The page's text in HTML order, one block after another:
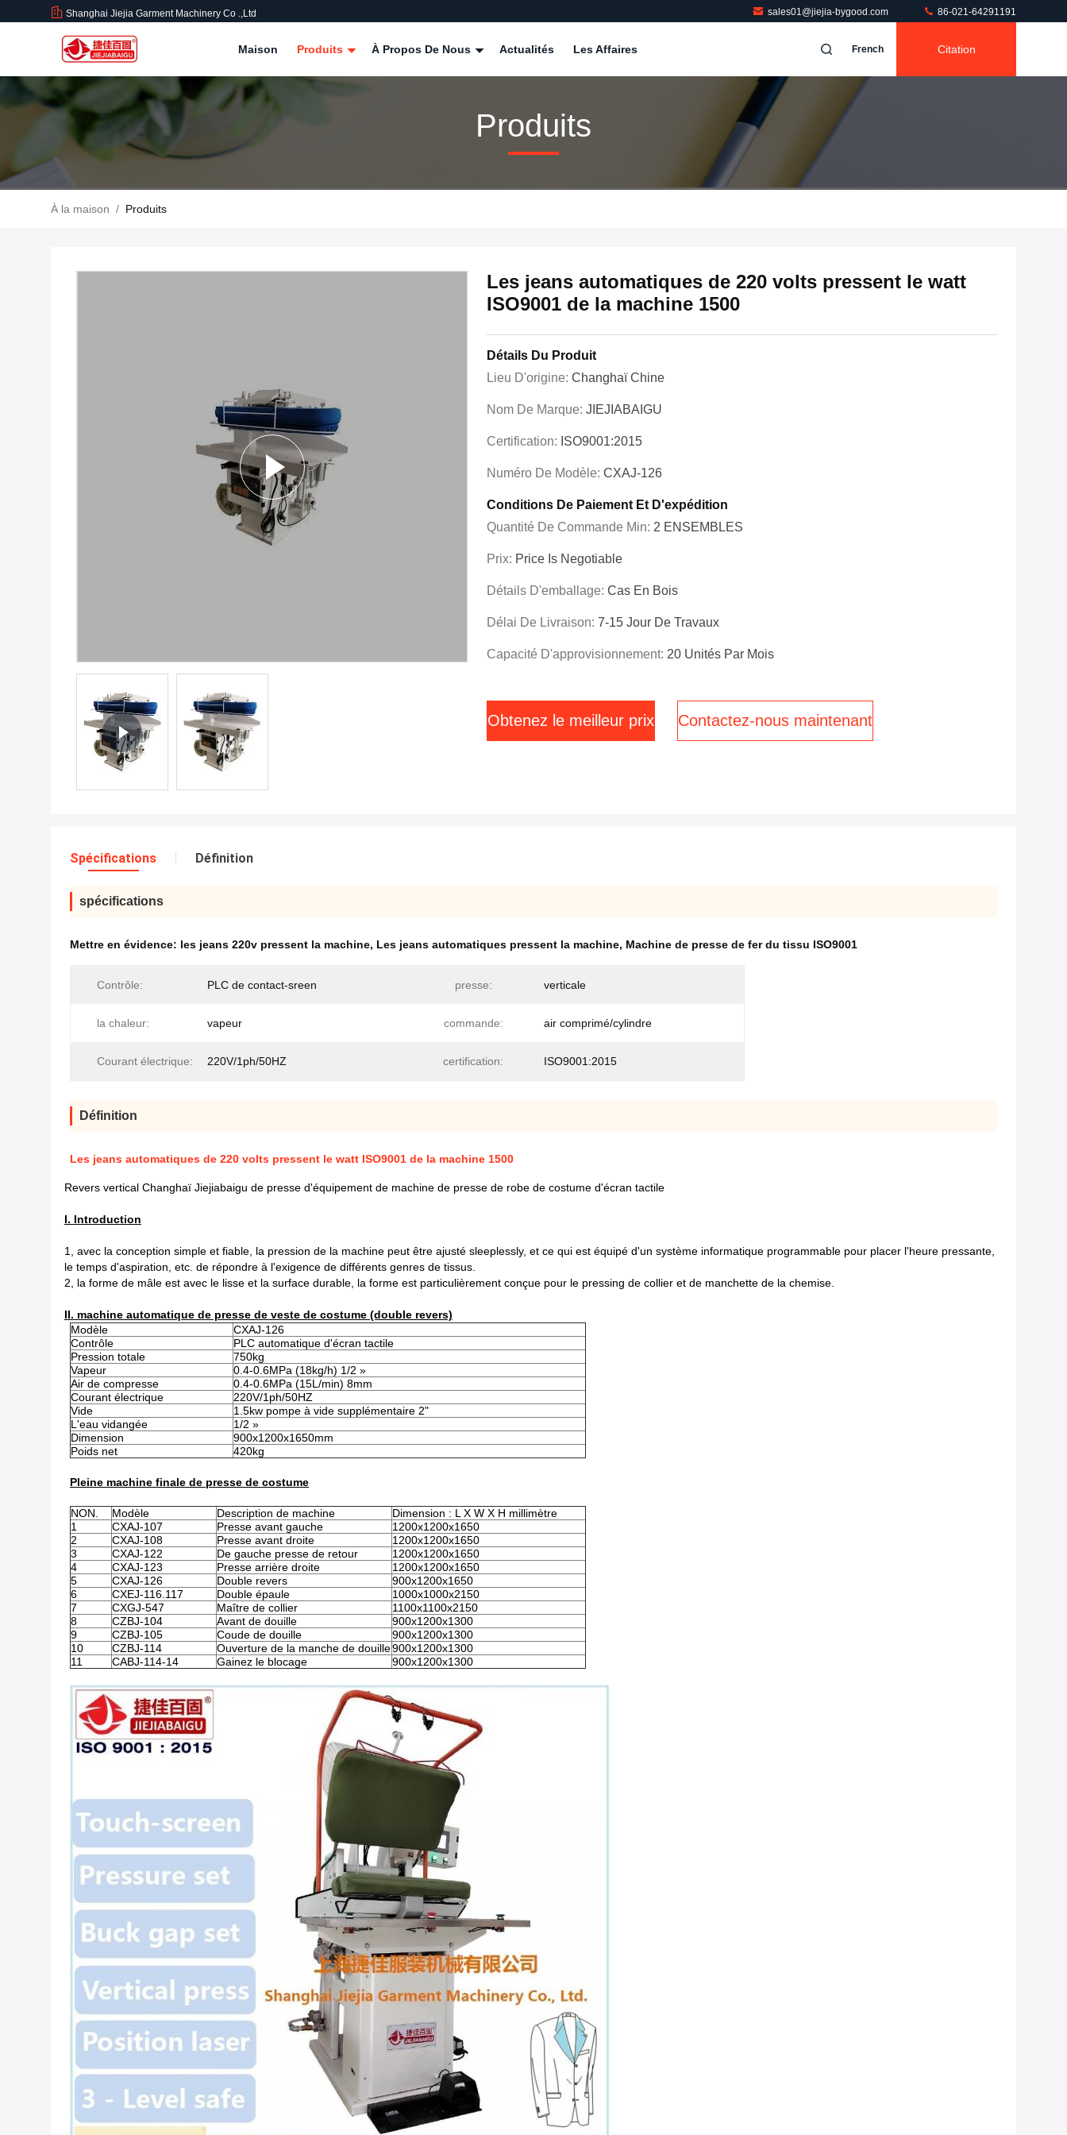
Shanghai Jiejia Garment Machinery Co .,ltd sales01@jiejia-bygood.com 86-021-64291191
Maison Produits À Propos De Nous Actualités Les Affaires French Citation
Produits
À la maison / Produits
Les jeans automatiques de 220 volts pressent le watt
ISO9001 de la machine 1500
Détails Du Produit
Lieu D'origine: Changhaï Chine
Nom De Marque: JIEJIABAIGU
Certification: ISO9001:2015
Numéro De Modèle: CXAJ-126
Conditions De Paiement Et D'expédition
Quantité De Commande Min: 2 ENSEMBLES
Prix: Price Is Negotiable
Détails D'emballage: Cas En Bois
Délai De Livraison: 7-15 Jour De Travaux
Capacité D'approvisionnement: 20 Unités Par Mois
Obtenez le meilleur prix Contactez-nous maintenant
Spécifications Définition
spécifications
Mettre en évidence: les jeans 220v pressent la machine, Les jeans automatiques pressent la machine, Machine de presse de fer du tissu ISO9001
Contrôle: PLC de contact-sreen presse: verticale
la chaleur: vapeur commande: air comprimé/cylindre
Courant électrique: 220V/1ph/50HZ certification: ISO9001:2015
Définition
Les jeans automatiques de 220 volts pressent le watt ISO9001 de la machine 1500
Revers vertical Changhaï Jiejiabaigu de presse d'équipement de machine de presse de robe de costume d'écran tactile
I. Introduction
1, avec la conception simple et fiable, la pression de la machine peut être ajusté sleeplessly, et ce qui est équipé d'un système informatique programmable pour placer l'heure pressante,
le temps d'aspiration, etc. de répondre à l'exigence de différents genres de tissus.
2, la forme de mâle est avec le lisse et la surface durable, la forme est particulièrement conçue pour le pressing de collier et de manchette de la chemise.
II. machine automatique de presse de veste de costume (double revers)
Modèle
CXAJ-126
Contrôle
PLC automatique d'écran tactile
Pression totale
750kg
Vapeur
0.4-0.6MPa (18kg/h) 1/2 »
Air de compresse
0.4-0.6MPa (15L/min) 8mm
Courant électrique
220V/1ph/50HZ
Vide
1.5kw pompe à vide supplémentaire 2"
L'eau vidangée
1/2 »
Dimension
900x1200x1650mm
Poids net
420kg
Pleine machine finale de presse de costume
NON. Modèle Description de machine
Dimension : L X W X H millimètre
1
CXAJ-107 Presse avant gauche
1200x1200x1650
2
CXAJ-108 Presse avant droite
1200x1200x1650
3
CXAJ-122 De gauche presse de retour
1200x1200x1650
4
CXAJ-123 Presse arrière droite
1200x1200x1650
5
CXAJ-126 Double revers
900x1200x1650
6
CXEJ-116.117 Double épaule
1000x1000x2150
7
CXGJ-547 Maître de collier
1100x1100x2150
8
CZBJ-104 Avant de douille
900x1200x1300
9
CZBJ-105 Coude de douille
900x1200x1300
10
CZBJ-114 Ouverture de la manche de douille900x1200x1300
11
CABJ-114-14 Gainez le blocage 900x1200x1300